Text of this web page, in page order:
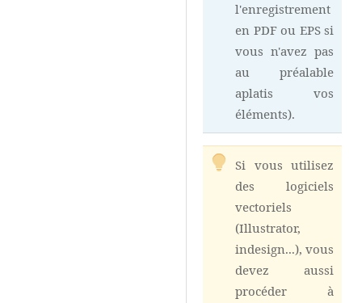
l'enregistrement
en PDF ou EPS si
vous n'avez pas
au préalable
aplatis vos
éléments).
Si vous utilisez
des logiciels
vectoriels
(Illustrator,
indesign...), vous
devez aussi
procéder à